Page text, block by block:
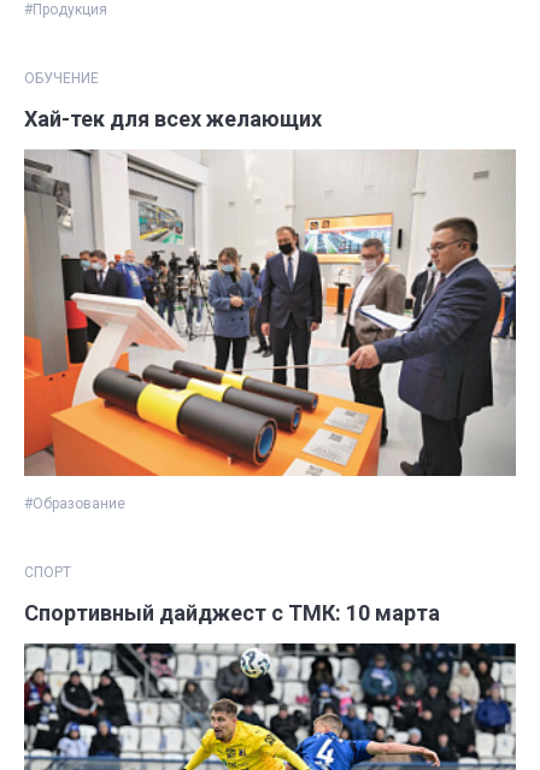
#Продукция
ОБУЧЕНИЕ
Хай-тек для всех желающих
#Образование
СПОРТ
Спортивный дайджест с ТМК: 10 марта